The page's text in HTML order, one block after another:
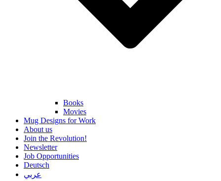
Books
Movies
Mug Designs for Work
About us
Join the Revolution!
Newsletter
Job Opportunities
Deutsch
عربي